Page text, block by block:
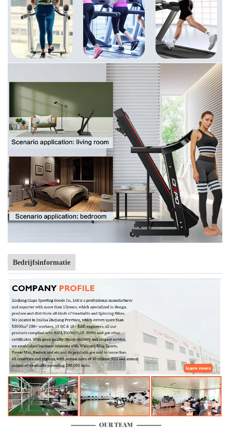
Bedrijfsinformatie